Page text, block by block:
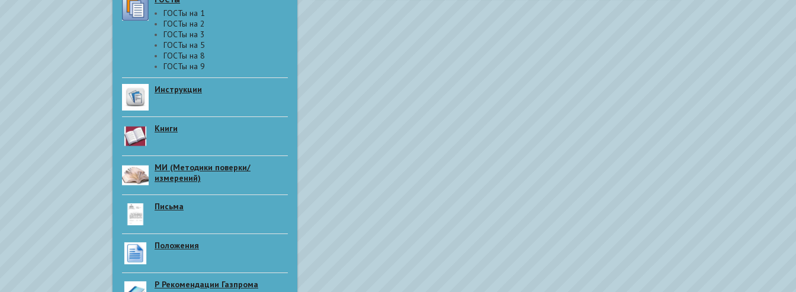
ГОСТы на 1
ГОСТы на 2
ГОСТы на 3
ГОСТы на 5
ГОСТы на 8
ГОСТы на 9
Инструкции
Книги
МИ (Методики поверки/
измерений)
Письма
Положения
Р Рекомендации Газпрома